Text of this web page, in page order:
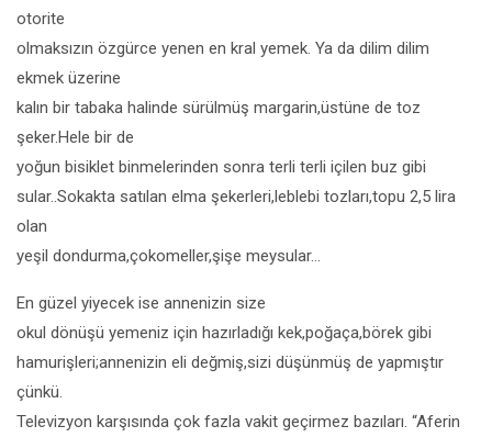
otorite
olmaksızın özgürce yenen en kral yemek. Ya da dilim dilim
ekmek üzerine
kalın bir tabaka halinde sürülmüş margarin,üstüne de toz
şeker.Hele bir de
yoğun bisiklet binmelerinden sonra terli terli içilen buz gibi
sular..Sokakta satılan elma şekerleri,leblebi tozları,topu 2,5 lira
olan
yeşil dondurma,çokomeller,şişe meysular…
En güzel yiyecek ise annenizin size
okul dönüşü yemeniz için hazırladığı kek,poğaça,börek gibi
hamurişleri;annenizin eli değmiş,sizi düşünmüş de yapmıştır
çünkü.
Televizyon karşısında çok fazla vakit geçirmez bazıları. “Aferin